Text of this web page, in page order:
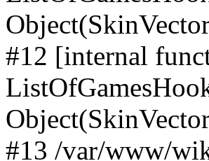
#12 [internal
#13 /var/www/